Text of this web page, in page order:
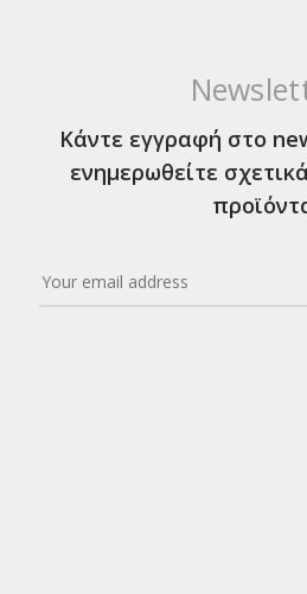
Κάντε εγγραφή στο
ενημερωθείτε